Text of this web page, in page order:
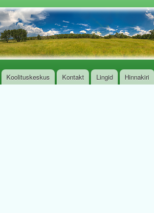
Koolituskeskus Kontakt Lingid Hinnakiri